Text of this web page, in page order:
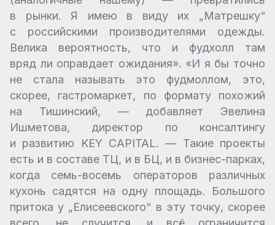
в рынки. Я имею в виду их „Матрешку“
с российскими производителями одежды.
Велика вероятность, что и фудхолл там
вряд ли оправдает ожидания». «И я бы точно
не стала называть это фудмоллом, это,
скорее, гастромаркет, по формату похожий
на Тишинский, — добавляет Эвелина
Ишметова, директор по консалтингу
и развитию KEY CAPITAL. — Такие проекты
есть и в составе ТЦ, и в БЦ, и в бизнес-парках,
когда семь-восемь операторов различных
кухонь садятся на одну площадь. Большого
притока у „Елисеевского“ в эту точку, скорее